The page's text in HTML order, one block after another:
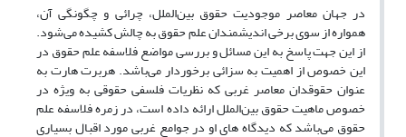
در جهان معاصر موجودیت حقوق بین‌الملل، چرائی و چگونگی آن،
همواره از سوی برخی اندیشمندان علم حقوق به چالش کشیده می‌شود.
از این جهت پاسخ به این مسائل و بررسی مواضع فلاسفه علم حقوق در
این خصوص از اهمیت به سزائی برخوردار می‌باشد. هربرت هارت به
عنوان حقوقدان معاصر غربی که نظریات فلسفی حقوقی به ویژه در
خصوص ماهیت حقوق بین‌الملل ارائه داده است، در زمره فلاسفه علم
حقوق می‌باشد که دیدگاه های او در جوامع غربی مورد اقبال بسیاری